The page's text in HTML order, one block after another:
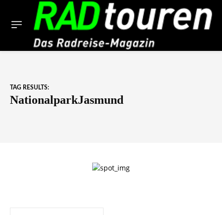
TAG RESULTS:
NationalparkJasmund